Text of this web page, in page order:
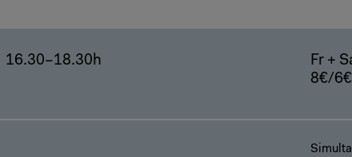
16.30–18.30h
Fr +
8€/6€